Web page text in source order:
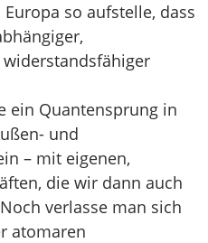
so aufstelle, dass
ein Quantensprung in
und
– mit eigenen,
die wir dann auch
verlasse man sich
atomaren